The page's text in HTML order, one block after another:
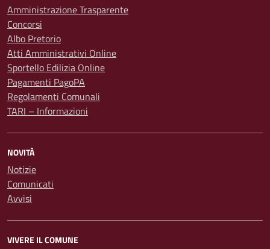
Amministrazione Trasparente
Concorsi
Albo Pretorio
Atti Amministrativi Online
Sportello Edilizia Online
Pagamenti PagoPA
Regolamenti Comunali
TARI – Informazioni
NOVITÀ
Notizie
Comunicati
Avvisi
VIVERE IL COMUNE